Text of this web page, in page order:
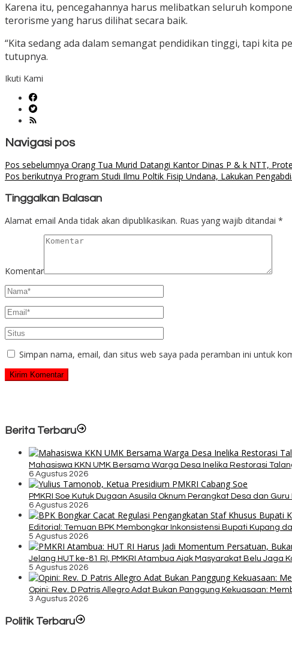
Karena itu, pencegahannya harus melibatkan seluruh
terorisme yang harus dilihat secara baik.
“Kita sedang ada dalam semangat pendidikan tinggi, tapi kita
tutupnya.
Ikuti Kami
Navigasi pos
Pos sebelumnya Orang Tua Murid Datangi Kantor Dinas P & k NTT,
Pos berikutnya Program Studi Ilmu Poltik Fisip Undana, Lakukan
Tinggalkan Balasan
Alamat email Anda tidak akan dipublikasikan. Ruas yang wajib ditandai *
Komentar
Simpan nama, email, dan situs web saya pada peramban ini untuk
Berita Terbaru
Mahasiswa KKN UMK Bersama Warga Desa Inelika Restorasi
6 Agustus 2026
PMKRI Soe Kutuk Dugaan Asusila Oknum Perangkat Desa dan
6 Agustus 2026
Editorial: Temuan BPK Membongkar Inkonsistensi Bupati Kupang
5 Agustus 2026
Jelang HUT ke-81 RI, PMKRI Atambua Ajak Masyarakat Belu Jaga
5 Agustus 2026
Opini: Rev. D Patris Allegro Adat Bukan Panggung Kekuasaan:
3 Agustus 2026
Politik Terbaru